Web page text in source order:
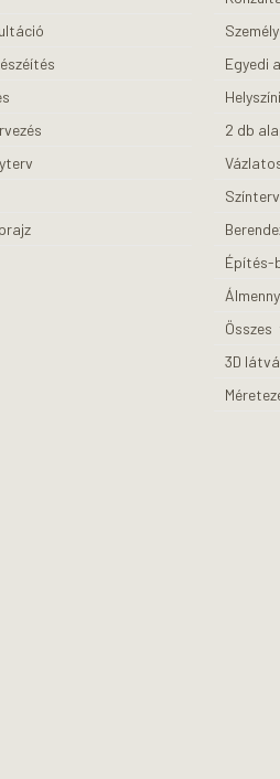
Egyedi
2 db
Építés-
Összes
3D